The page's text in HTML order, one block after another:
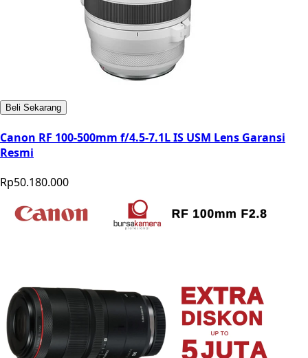
Beli Sekarang
Canon RF 100-500mm f/4.5-7.1L IS USM Lens Garansi
Resmi
Rp50.180.000